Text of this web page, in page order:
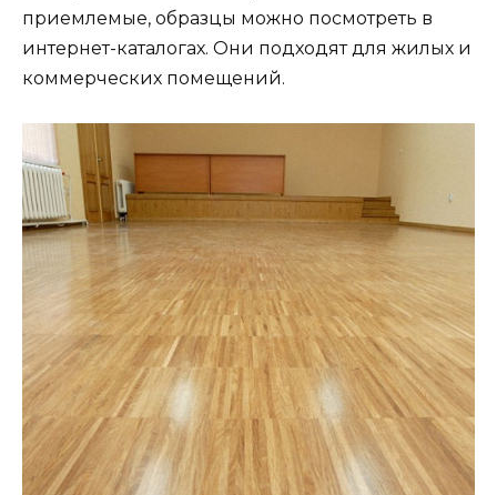
приемлемые, образцы можно посмотреть в
интернет-каталогах. Они подходят для жилых и
коммерческих помещений.